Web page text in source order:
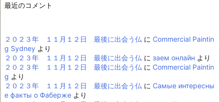
最近のコメント
２０２３年 １１月１２日 最後に出会う仏 に Commercial Paintin
g Sydney より
２０２３年 １１月１２日 最後に出会う仏 に заем онлайн より
２０２３年 １１月１２日 最後に出会う仏 に Commercial Paintin
g より
２０２３年 １１月１２日 最後に出会う仏 に Самые интересны
е факты о Фаберже より